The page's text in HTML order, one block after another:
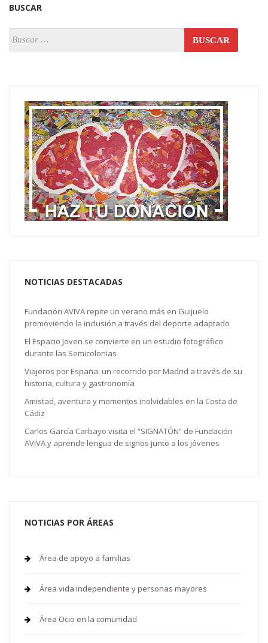
BUSCAR
NOTICIAS DESTACADAS
Fundación AVIVA repite un verano más en Guijuelo
promoviendo la inclusión a través del deporte adaptado
El Espacio Joven se convierte en un estudio fotográfico
durante las Semicolonias
Viajeros por España: un recorrido por Madrid a través de su
historia, cultura y gastronomía
Amistad, aventura y momentos inolvidables en la Costa de
Cádiz
Carlos García Carbayo visita el “SIGNATÓN” de Fundación
AVIVA y aprende lengua de signos junto a los jóvenes
NOTICIAS POR ÁREAS
Área de apoyo a familias
Área vida independiente y personas mayores
Área Ocio en la comunidad